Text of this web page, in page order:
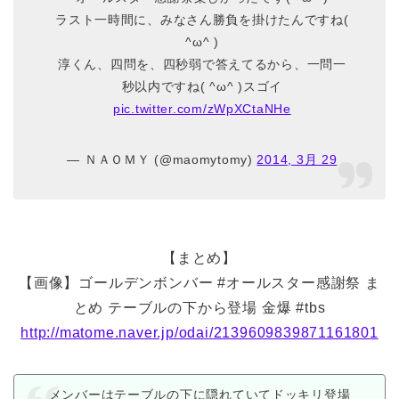
ラスト一時間に、みなさん勝負を掛けたんですね(
^ω^ )
淳くん、四問を、四秒弱で答えてるから、一問一
秒以内ですね( ^ω^ )スゴイ
pic.twitter.com/zWpXCtaNHe
— ＮＡＯＭＹ (@maomytomy) 2014, 3月 29
【まとめ】
【画像】ゴールデンボンバー #オールスター感謝祭 ま
とめ テーブルの下から登場 金爆 #tbs
http://matome.naver.jp/odai/2139609839871161801
メンバーはテーブルの下に隠れていてドッキリ登場